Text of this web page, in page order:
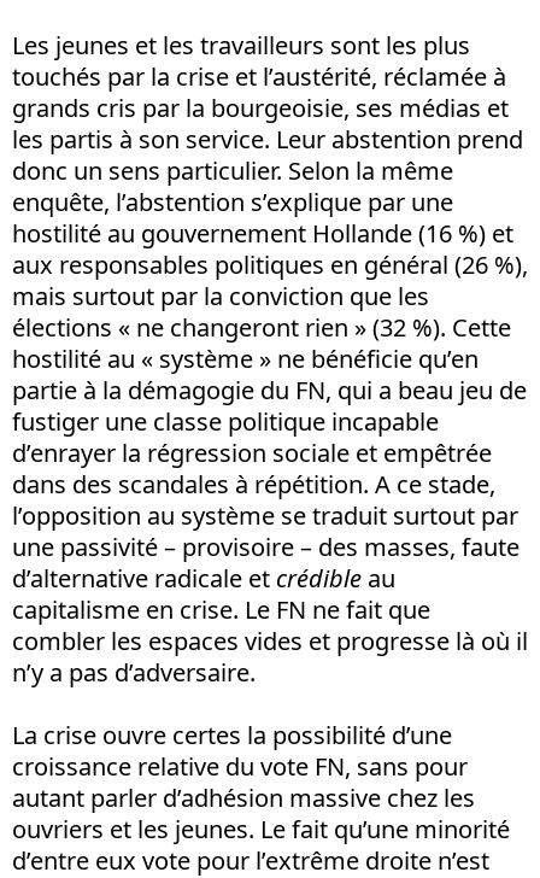
Les jeunes et les travailleurs sont les plus
touchés par la crise et l’austérité, réclamée à
grands cris par la bourgeoisie, ses médias et
les partis à son service. Leur abstention prend
donc un sens particulier. Selon la même
enquête, l’abstention s’explique par une
hostilité au gouvernement Hollande (16 %) et
aux responsables politiques en général (26 %),
mais surtout par la conviction que les
élections « ne changeront rien » (32 %). Cette
hostilité au « système » ne bénéficie qu’en
partie à la démagogie du FN, qui a beau jeu de
fustiger une classe politique incapable
d’enrayer la régression sociale et empêtrée
dans des scandales à répétition. A ce stade,
l’opposition au système se traduit surtout par
une passivité – provisoire – des masses, faute
d’alternative radicale et crédible au
capitalisme en crise. Le FN ne fait que
combler les espaces vides et progresse là où il
n’y a pas d’adversaire.
La crise ouvre certes la possibilité d’une
croissance relative du vote FN, sans pour
autant parler d’adhésion massive chez les
ouvriers et les jeunes. Le fait qu’une minorité
d’entre eux vote pour l’extrême droite n’est